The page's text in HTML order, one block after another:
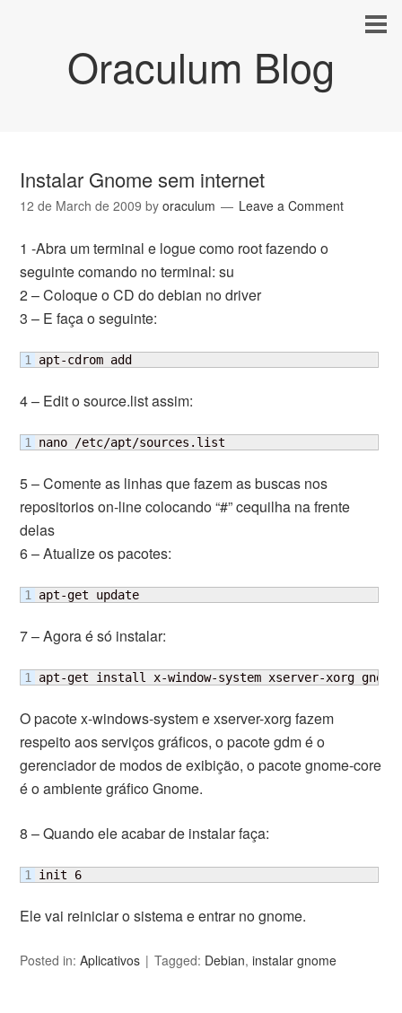
Oraculum Blog
Instalar Gnome sem internet
12 de March de 2009 byoraculum Leave a Comment
1 -Abra um terminal e logue como root fazendo o
seguinte comando no terminal: su
2 – Coloque o CD do debian no driver
3 – E faça o seguinte:
apt-cdrom add
4 – Edit o source.list assim:
nano /etc/apt/sources.list
5 – Comente as linhas que fazem as buscas nos
repositorios on-line colocando “#” cequilha na frente
delas
6 – Atualize os pacotes:
apt-get update
7 – Agora é só instalar:
apt-get install x-window-system xserver-xorg
O pacote x-windows-system e xserver-xorg fazem
respeito aos serviços gráficos, o pacote gdm é o
gerenciador de modos de exibição, o pacote gnome-core
é o ambiente gráfico Gnome.
8 – Quando ele acabar de instalar faça:
init 6
Ele vai reiniciar o sistema e entrar no gnome.
Posted in:Aplicativos Tagged: Debian,instalar gnome